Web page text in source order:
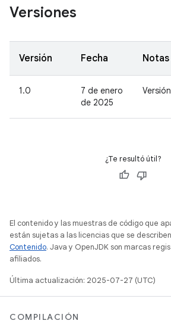
Versiones
Versión Fecha Notas
1.0
7 de enero
de 2025
¿Te resultó útil?
El contenido y las muestras de código que
están sujetas a las licencias que se
Contenido. Java y OpenJDK son marcas
afiliados.
Última actualización: 2025-07-27 (UTC)
COMPILACIÓN